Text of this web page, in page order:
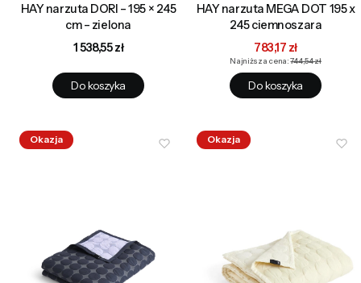
HAY narzuta DORI – 195 × 245
cm – zielona
Cena
1 538,55 zł
Do koszyka
HAY narzuta MEGA DOT 195 x
245 ciemnoszara
Cena promocyjna
783,17 zł
Najniższa cena: 744,54 zł
Do koszyka
Okazja Okazja